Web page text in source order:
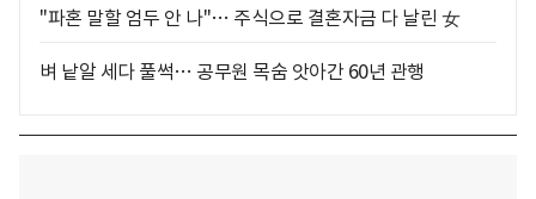
"파혼 말할 엄두 안 나"… 주식으로 결혼자금 다 날린 女
벼 낱알 세다 풀썩… 공무원 목숨 앗아간 60년 관행